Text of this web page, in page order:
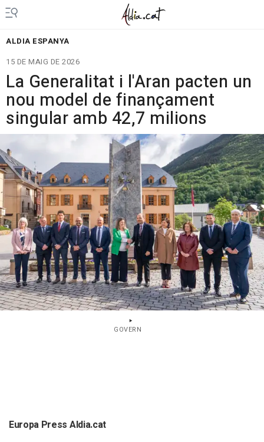
ALDIA ESPANYA
15 DE MAIG DE 2026
La Generalitat i l'Aran pacten un
nou model de finançament
singular amb 42,7 milions
GOVERN
Europa Press Aldia.cat